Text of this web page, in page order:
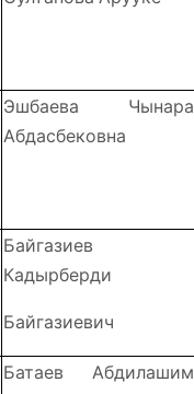
Эшбаева Чынара
Абдасбековна
Байгазиев
Кадырберди
Байгазиевич
Батаев Абдилашим